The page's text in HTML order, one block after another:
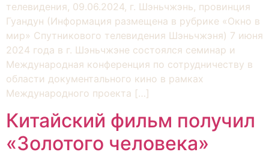
телевидения, 09.06.2024, г. Шэньчжэнь, провинция
Гуандун (Информация размещена в рубрике «Окно в
мир» Спутникового телевидения Шэньчжэня) 7 июня
2024 года в г. Шэньчжэне состоялся семинар и
Международная конференция по сотрудничеству в
области документального кино в рамках
Международного проекта […]
Китайский фильм получил
«Золотого человека»